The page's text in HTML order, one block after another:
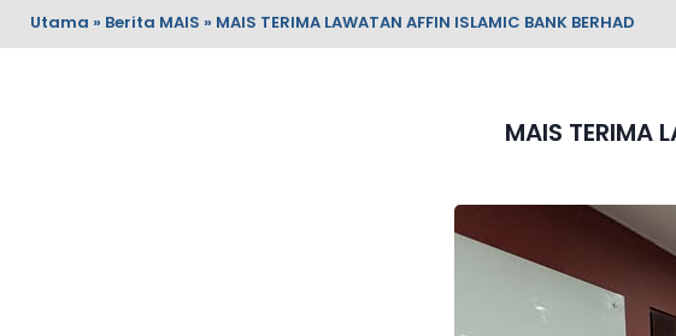
Utama » Berita MAIS » MAIS TERIMA LAWATAN AFFIN ISLAMIC BANK BERHAD
MAIS TERIMA